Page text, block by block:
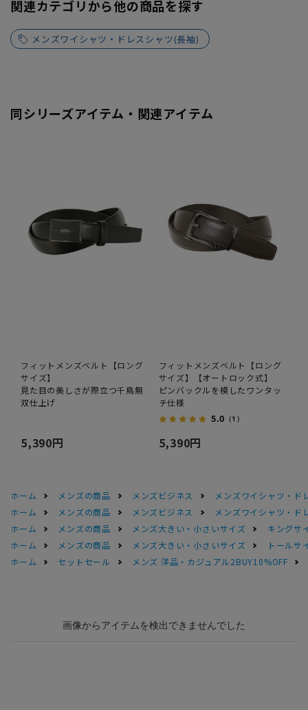
関連カテゴリから他の商品を探す
メンズワイシャツ・ドレスシャツ(長袖)
同シリーズアイテム・関連アイテム
フィットメンズベルト【ロング
サイズ】
見た目の美しさが際立つ千鳥無
双仕上げ
5,390円
フィットメンズベルト【ロング
サイズ】【オートロック式】
ピンバックルを模したワンタッ
チ仕様
5.0 （1）
5,390円
ホーム メンズの商品 メンズビジネス
メンズワイシャツ・ド
ホーム
メンズの商品 メンズビジネス
メンズワイシャツ・ド
ホーム
メンズの商品 メンズ大きい・小さいサイズ
キングサ
ホーム
メンズの商品 メンズ大きい・小さいサイズ
トールサ
ホーム
セットセール メンズ 洋品・カジュアル2BUY10%OFF